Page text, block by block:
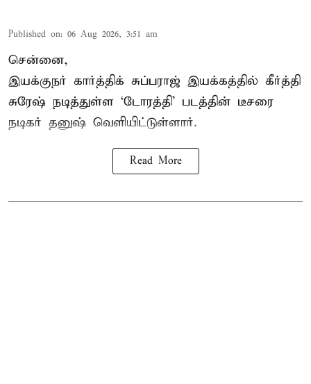
Published on: 06 Aug 2026, 3:51 am
சென்னை,
இயக்குநர் கார்த்திக் சுப்பராஜ் இயக்கத்தில் கீர்த்தி
சுரேஷ் நடித்துள்ள `டோரத்தி' படத்தின் டீசரை
நடிகர் தனுஷ் வெளியிட்டுள்ளார்.
Read More